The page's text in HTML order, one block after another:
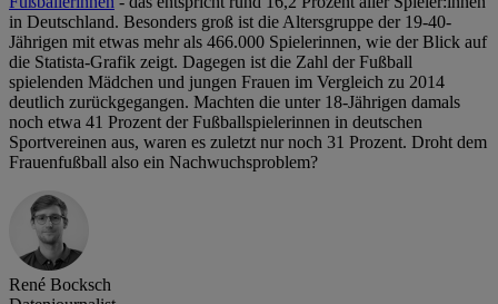
in Deutschland. Besonders groß ist die Altersgruppe der 19-40-
Jährigen mit etwas mehr als 466.000 Spielerinnen, wie der Blick auf
die Statista-Grafik zeigt. Dagegen ist die Zahl der Fußball
spielenden Mädchen und jungen Frauen im Vergleich zu 2014
deutlich zurückgegangen. Machten die unter 18-Jährigen damals
noch etwa 41 Prozent der Fußballspielerinnen in deutschen
Sportvereinen aus, waren es zuletzt nur noch 31 Prozent. Droht dem
Frauenfußball also ein Nachwuchsproblem?
René Bocksch